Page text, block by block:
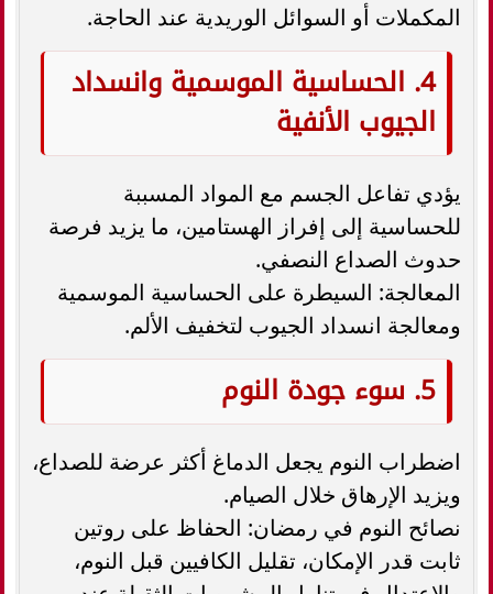
المكملات أو السوائل الوريدية عند الحاجة.
4. الحساسية الموسمية وانسداد
الجيوب الأنفية
يؤدي تفاعل الجسم مع المواد المسببة
للحساسية إلى إفراز الهستامين، ما يزيد فرصة
حدوث الصداع النصفي.
المعالجة: السيطرة على الحساسية الموسمية
ومعالجة انسداد الجيوب لتخفيف الألم.
5. سوء جودة النوم
اضطراب النوم يجعل الدماغ أكثر عرضة للصداع،
ويزيد الإرهاق خلال الصيام.
نصائح النوم في رمضان: الحفاظ على روتين
ثابت قدر الإمكان، تقليل الكافيين قبل النوم،